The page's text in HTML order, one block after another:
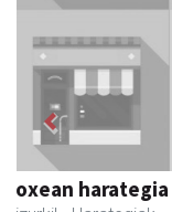
Zizurkilgo Udala
Zizurkil - Udaletxeak
Previous